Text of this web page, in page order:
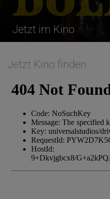
Jetzt im Kino
Jetzt Kino finden